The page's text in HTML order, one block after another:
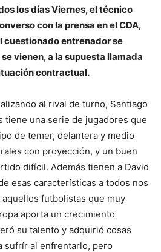
los días Viernes, el técnico
con la prensa en el CDA,
cuestionado entrenador se
vienen, a la supuesta llamada
contractual.
al rival de turno, Santiago
tiene una serie de jugadores que
de temer, delantera y medio
con proyección, y un buen
difícil. Además tienen a David
esas características a todos nos
futbolistas que muy
aporta un crecimiento
su talento y adquirió cosas
sufrír al enfrentarlo, pero